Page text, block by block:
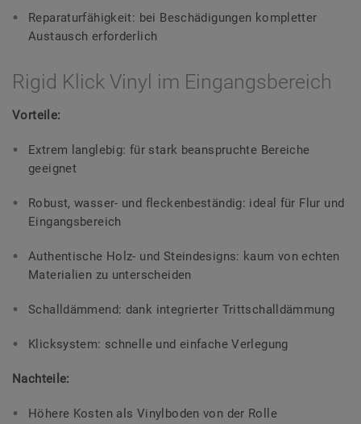
Reparaturfähigkeit: bei Beschädigungen kompletter
Austausch erforderlich
Rigid Klick Vinyl im Eingangsbereich
Vorteile:
Extrem langlebig: für stark beanspruchte Bereiche
geeignet
Robust, wasser- und fleckenbeständig: ideal für Flur und
Eingangsbereich
Authentische Holz- und Steindesigns: kaum von echten
Materialien zu unterscheiden
Schalldämmend: dank integrierter Trittschalldämmung
Klicksystem: schnelle und einfache Verlegung
Nachteile:
Höhere Kosten als Vinylboden von der Rolle